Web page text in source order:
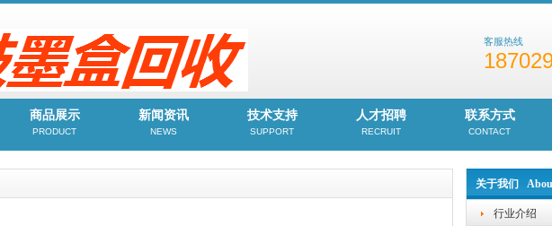
客服热线
商品展示
PRODUCT
新闻资讯
NEWS
技术支持
SUPPORT
人才招聘
RECRUIT
联系方式
CONTACT
关于我们
行业介绍